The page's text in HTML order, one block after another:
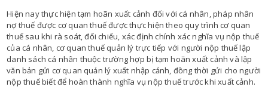
Hiện nay thực hiện tạm hoãn xuất cảnh đối với cá nhân, pháp nhân
nợ thuế được cơ quan thuế được thực hiện theo quy trình cơ quan
thuế sau khi rà soát, đối chiếu, xác định chính xác nghĩa vụ nộp thuế
của cá nhân, cơ quan thuế quản lý trực tiếp với người nộp thuế lập
danh sách cá nhân thuộc trường hợp bị tạm hoãn xuất cảnh và lập
văn bản gửi cơ quan quản lý xuất nhập cảnh, đồng thời gửi cho người
nộp thuế biết để hoàn thành nghĩa vụ nộp thuế trước khi xuất cảnh.